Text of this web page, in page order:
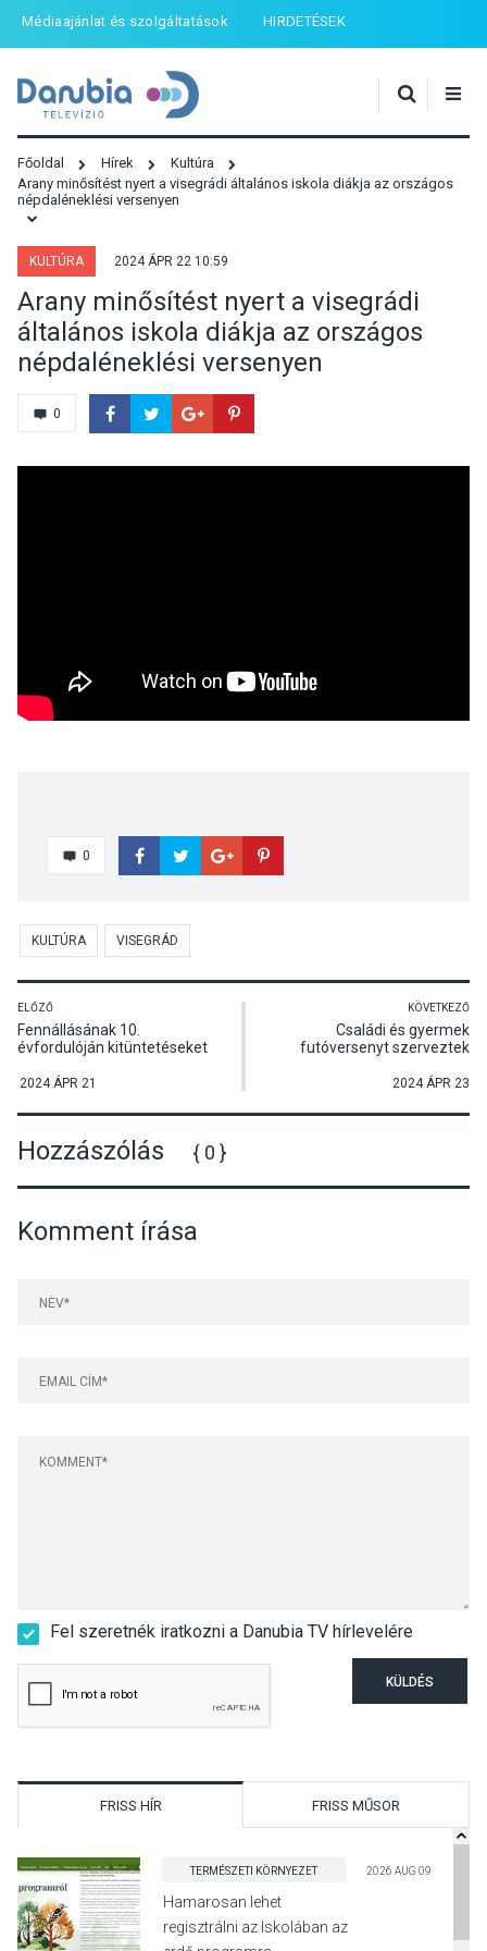
Médiaajánlat és szolgáltatások HIRDETÉSEK
Főoldal Hírek
Kultúra
Arany minősítést nyert a visegrádi általános iskola diákja az országos
népdaléneklési versenyen
KULTÚRA 2024 ÁPR 22 10:59
Arany minősítést nyert a visegrádi
általános iskola diákja az országos
népdaléneklési versenyen
0
0
KULTÚRA VISEGRÁD
ELŐZŐ
Fennállásának 10.
évfordulóján kitüntetéseket
Esterházy János Társaság
2024 ÁPR 21
KÖVETKEZŐ
Családi és gyermek
futóversenyt szerveztek
2024 ÁPR 23
Hozzászólás { 0 }
Komment írása
Fel szeretnék iratkozni a Danubia TV hírlevelére
KÜLDÉS
FRISS HÍR FRISS MŰSOR
TERMÉSZETI KÖRNYEZET 2026 AUG 09
Hamarosan lehet
regisztrálni az Iskolában az